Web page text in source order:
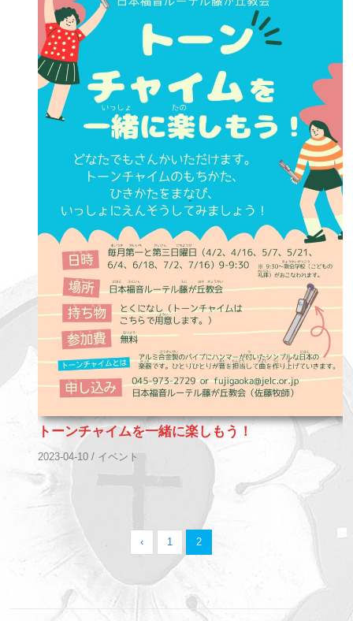
トーンチャイムを一緒に楽しもう！
2023-04-10 / イベント
‹ 1 2